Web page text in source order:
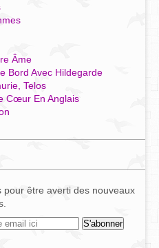
Âme
Bord Avec Hildegarde
Telos
Cœur En Anglais
pour être averti des nouveaux